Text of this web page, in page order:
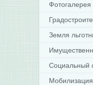
Фотогалерея
Земля
Социальный